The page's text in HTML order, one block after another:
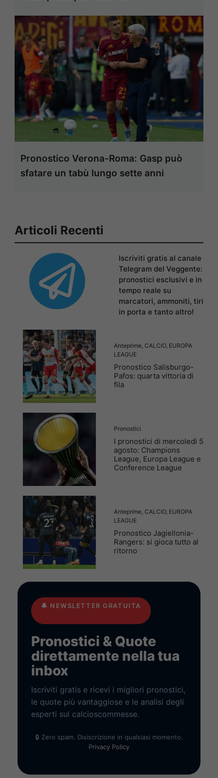
Pronostico Verona-Roma: Gasp può
sfatare un tabù lungo sette anni
Articoli Recenti
Iscriviti gratis al canale
Telegram del Veggente:
pronostici esclusivi e in
tempo reale su
marcatori, ammoniti, tiri
in porta e tanto altro!
Anteprime CALCIO, EUROPA
LEAGUE
Pronostico Salisburgo-
Pafos: quarta vittoria di
fila
Pronostici
I pronostici di mercoledì 5
agosto: Champions
League, Europa League e
Conference League
Anteprime CALCIO, EUROPA
LEAGUE
Pronostico Jagiellonia-
Rangers: si gioca tutto al
ritorno
🔔 NEWSLETTER GRATUITA
Pronostici & Quote
direttamente nella tua
inbox
Iscriviti gratis e ricevi i migliori pronostici,
le quote più vantaggiose e le analisi degli
esperti sul calcioscommesse.
🔒 Zero spam. Disiscrizione in qualsiasi momento.
Privacy Policy